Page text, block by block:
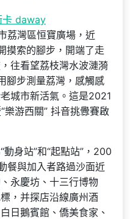
卡 daway
荔灣區恒寶廣場，近
摸索的腳步，開端了走
往看望荔枝灣水波漣漪
腳步測量荔灣，感觸感
城市新活氣。這是2021
樂游西關” 抖音挑釁賽啟
身站”和“起點站”，200
餐與加入者路過沙面近
永慶坊、十三行博物
，并探店沿線廣州酒
日鵝賓館、僑美食家、